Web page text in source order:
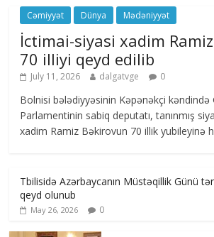
Cəmiyyət Dünya Mədəniyyət
İctimai-siyasi xadim
70 illiyi qeyd edilib
July 11, 2026 dalgatvge 0
Bolnisi bələdiyyəsinin Kəpənəkçi kəndində
Parlamentinin sabiq deputatı, tanınmış
xadim Ramiz Bəkirovun 70 illik yubileyinə
Tbilisidə Azərbaycanın Müstəqillik Günü
qeyd olunub
May 26, 2026 0